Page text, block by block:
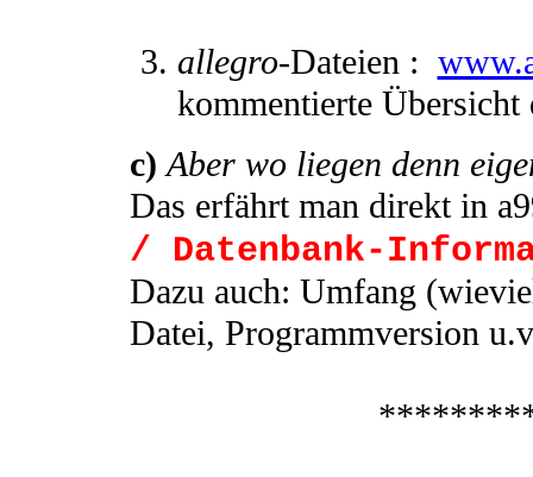
allegro-Dateien :
kommentierte Übersicht
c) Aber wo liegen denn
Das erfährt man direkt in
/ Datenbank-
Dazu auch: Umfang
Datei, Programmversion